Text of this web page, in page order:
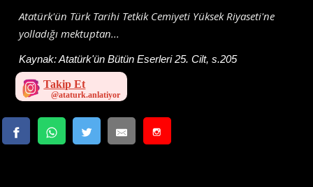
Atatürk'ün Türk Tarihi Tetkik Cemiyeti Yüksek Riyaseti'ne
yolladığı mektuptan...
Kaynak:Atatürk'ün Bütün Eserleri 25. Cilt, s.205
Takip Et